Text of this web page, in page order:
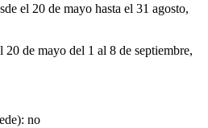
el 20 de mayo hasta el 31 agosto,
20 de mayo del 1 al 8 de septiembre,
no